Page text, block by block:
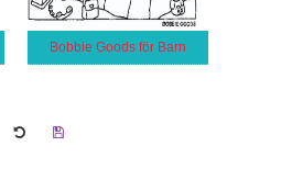
Bobbie Goods för Barn